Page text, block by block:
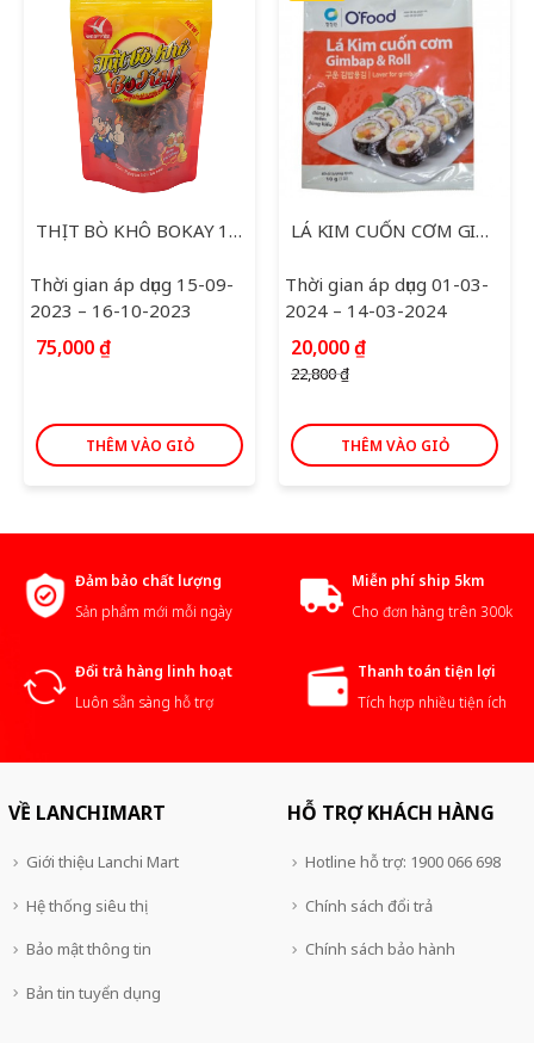
THỊT BÒ KHÔ BOKAY 120G
Thời gian áp dụng 15-09-
2023 – 16-10-2023
75,000₫
THÊM VÀO GIỎ
LÁ KIM CUỐN CƠM GIMBAB 10G
Thời gian áp dụng 01-03-
2024 – 14-03-2024
22,800₫
Giá
gốc
là:
20,000₫Giá
20,000 ₫.
THÊM VÀO GIỎ
Đảm bảo chất lượng
Sản phẩm mới mỗi ngày
Miễn phí ship 5km
Cho đơn hàng trên 300k
Đổi trả hàng linh hoạt
Luôn sẵn sàng hỗ trợ
Thanh toán tiện lợi
Tích hợp nhiều tiện ích
VỀ LANCHIMART
Giới thiệu Lanchi Mart
Hệ thống siêu thị
Bảo mật thông tin
Bản tin tuyển dụng
HỖ TRỢ KHÁCH HÀNG
Hotline hỗ trợ: 1900 066 698
Chính sách đổi trả
Chính sách bảo hành